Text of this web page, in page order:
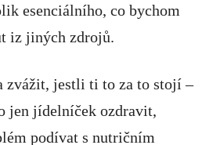
esenciálního, co bychom
iz jiných zdrojů.
zvážit, jestli ti to za to stojí –
jen jídelníček ozdravit,
podívat s nutričním